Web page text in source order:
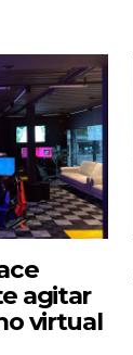
agitar
virtual